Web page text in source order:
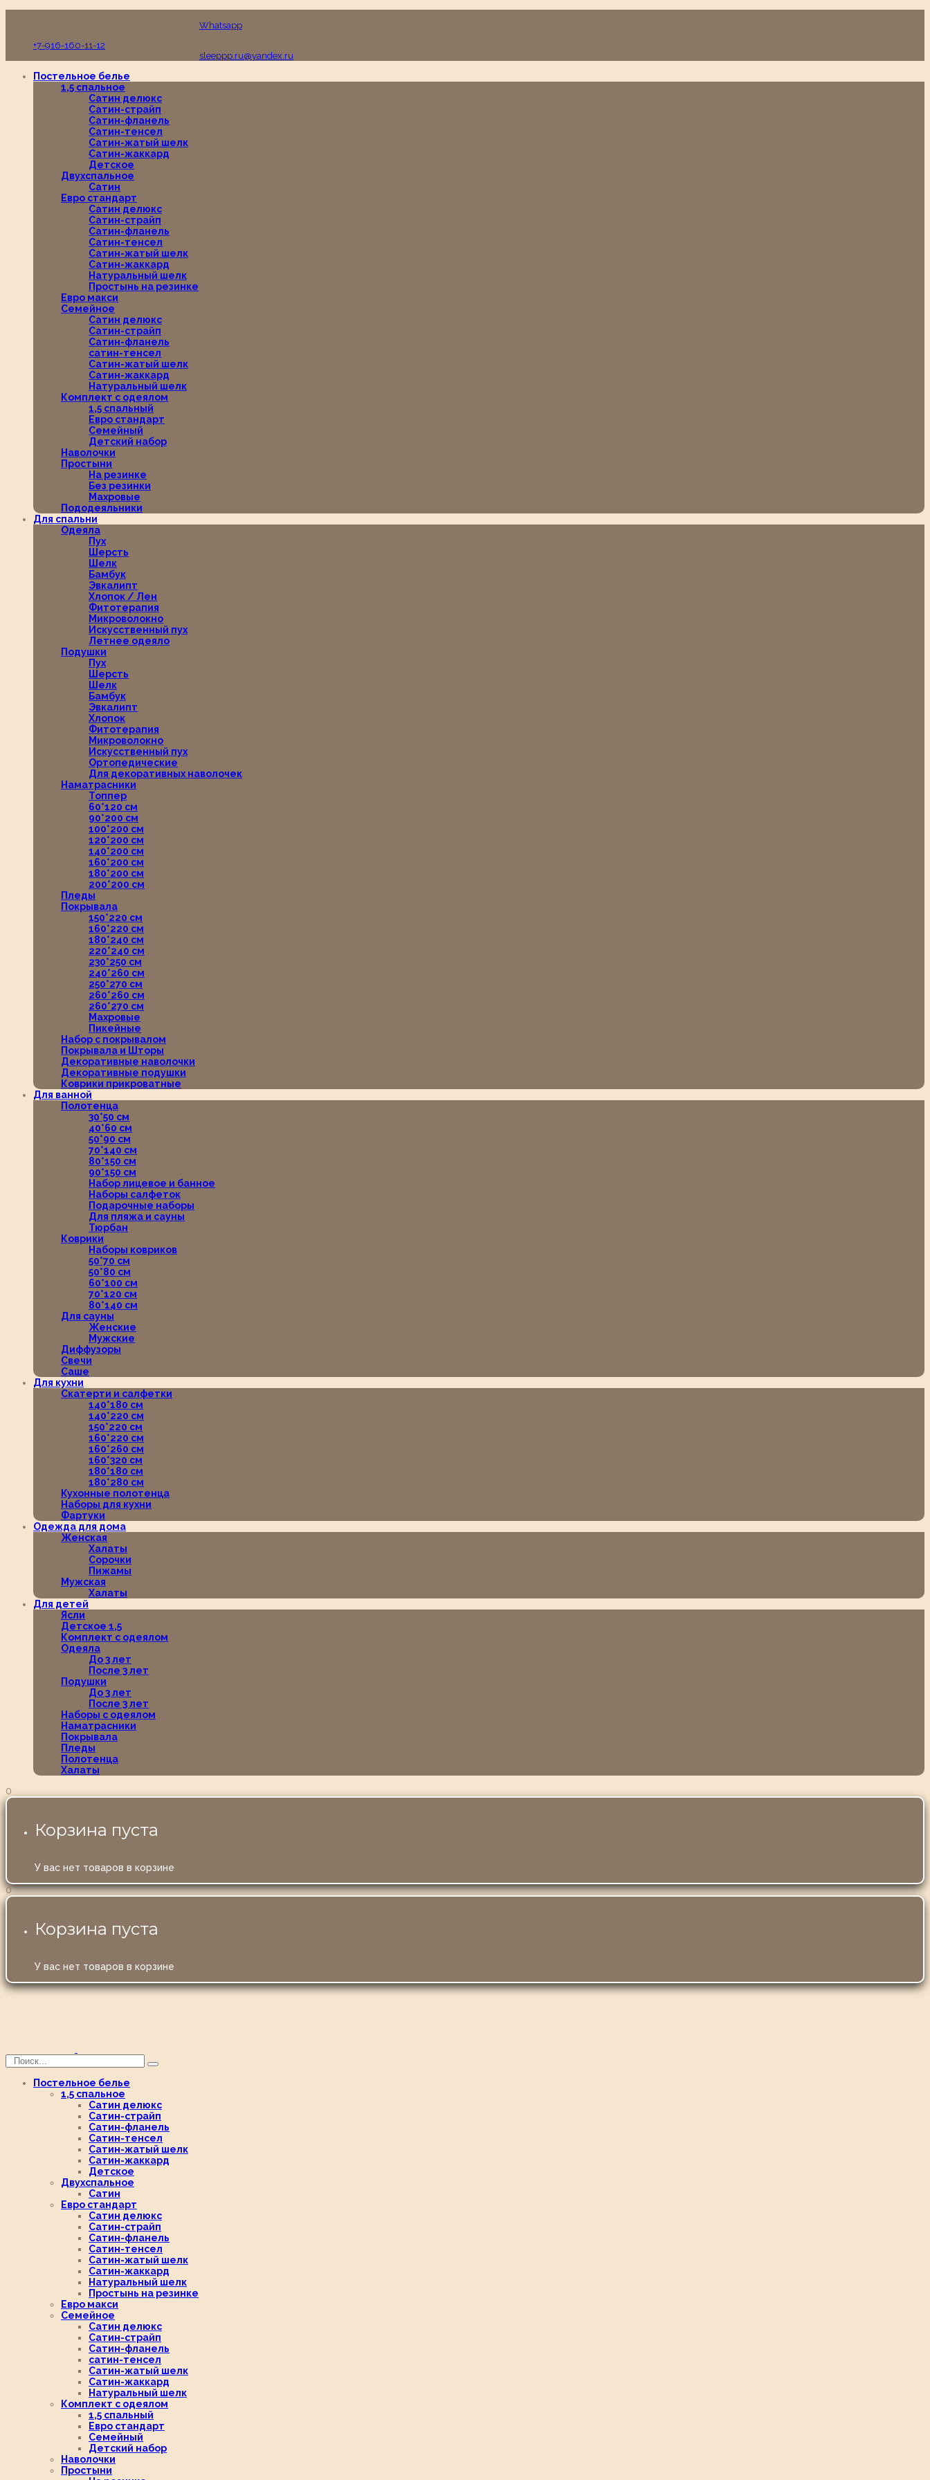
Whatsapp
+7-916-160-11-12
sleeppp.ru@yandex.ru
Постельное белье
1,5 спальное
Сатин делюкс
Сатин-страйп
Сатин-фланель
Сатин-тенсел
Сатин-жатый шелк
Сатин-жаккард
Детское
Двухспальное
Сатин
Евро стандарт
Сатин делюкс
Сатин-страйп
Сатин-фланель
Сатин-тенсел
Сатин-жатый шелк
Сатин-жаккард
Натуральный шелк
Простынь на резинке
Евро макси
Семейное
Сатин делюкс
Сатин-страйп
Сатин-фланель
сатин-тенсел
Сатин-жатый шелк
Сатин-жаккард
Натуральный шелк
Комплект с одеялом
1,5 спальный
Евро стандарт
Семейный
Детский набор
Наволочки
Простыни
На резинке
Без резинки
Махровые
Пододеяльники
Для спальни
Одеяла
Пух
Шерсть
Шелк
Бамбук
Эвкалипт
Хлопок / Лен
Фитотерапия
Микроволокно
Искусственный пух
Летнее одеяло
Подушки
Пух
Шерсть
Шелк
Бамбук
Эвкалипт
Хлопок
Фитотерапия
Микроволокно
Искусственный пух
Ортопедические
Для декоративных наволочек
Наматрасники
Топпер
60*120 см
90*200 см
100*200 см
120*200 см
140*200 см
160*200 см
180*200 см
200*200 см
Пледы
Покрывала
150*220 см
160*220 см
180*240 см
220*240 см
230*250 см
240*260 см
250*270 см
260*260 см
260*270 см
Махровые
Пикейные
Набор с покрывалом
Покрывала и Шторы
Декоративные наволочки
Декоративные подушки
Коврики прикроватные
Для ванной
Полотенца
30*50 см
40*60 см
50*90 см
70*140 см
80*150 см
90*150 см
Набор лицевое и банное
Наборы салфеток
Подарочные наборы
Для пляжа и сауны
Тюрбан
Коврики
Наборы ковриков
50*70 см
50*80 см
60*100 см
70*120 см
80*140 см
Для сауны
Женские
Мужские
Диффузоры
Свечи
Саше
Для кухни
Скатерти и салфетки
140*180 см
140*220 см
150*220 см
160*220 см
160*260 см
160*320 см
180*180 см
180*280 см
Кухонные полотенца
Наборы для кухни
Фартуки
Одежда для дома
Женская
Халаты
Сорочки
Пижамы
Мужская
Халаты
Для детей
Ясли
Детское 1,5
Комплект с одеялом
Одеяла
До 3 лет
После 3 лет
Подушки
До 3 лет
После 3 лет
Наборы с одеялом
Наматрасники
Покрывала
Пледы
Полотенца
Халаты
0
Корзина пуста
У вас нет товаров в корзине
0
Корзина пуста
У вас нет товаров в корзине
Постельное белье
1,5 спальное
Сатин делюкс
Сатин-страйп
Сатин-фланель
Сатин-тенсел
Сатин-жатый шелк
Сатин-жаккард
Детское
Двухспальное
Сатин
Евро стандарт
Сатин делюкс
Сатин-страйп
Сатин-фланель
Сатин-тенсел
Сатин-жатый шелк
Сатин-жаккард
Натуральный шелк
Простынь на резинке
Евро макси
Семейное
Сатин делюкс
Сатин-страйп
Сатин-фланель
сатин-тенсел
Сатин-жатый шелк
Сатин-жаккард
Натуральный шелк
Комплект с одеялом
1,5 спальный
Евро стандарт
Семейный
Детский набор
Наволочки
Простыни